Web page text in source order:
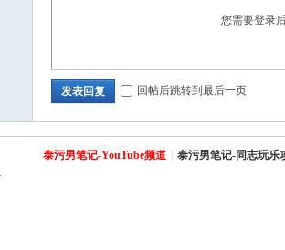
您需要登录
发表回复 回帖后跳转到最后一页
泰污男笔记-YouTube频道 泰污男笔记-同志玩乐